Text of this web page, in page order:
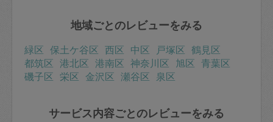
地域ごとのレビューをみる
緑区 保土ケ谷区 西区 中区 戸塚区 鶴見区
都筑区 港北区 港南区 神奈川区 旭区 青葉区
磯子区 栄区 金沢区 瀬谷区 泉区
サービス内容ごとのレビューをみる